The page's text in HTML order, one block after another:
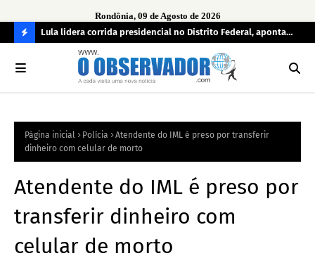
Rondônia, 09 de Agosto de 2026
O
R
Lula lidera corrida presidencial no Distrito Federal, aponta
pesquisa; Flávio Bolsonaro aparece em segundo
Página inicial Polícia
Atendente do IML é preso por transferir
dinheiro com celular de morto
Atendente do IML é preso por
transferir dinheiro com
celular de morto